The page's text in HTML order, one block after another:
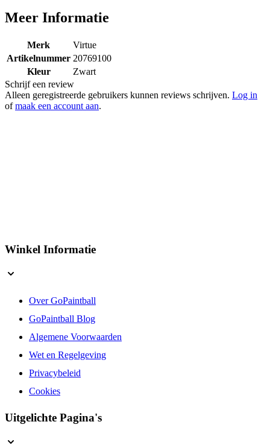
Meer Informatie
Merk
Virtue
Artikelnummer 20769100
Kleur
Zwart
Schrijf een review
Alleen geregistreerde gebruikers kunnen reviews schrijven. Log in
ofmaak een account aan.
Winkel Informatie
Over GoPaintball
GoPaintball Blog
Algemene Voorwaarden
Wet en Regelgeving
Privacybeleid
Cookies
Uitgelichte Pagina's